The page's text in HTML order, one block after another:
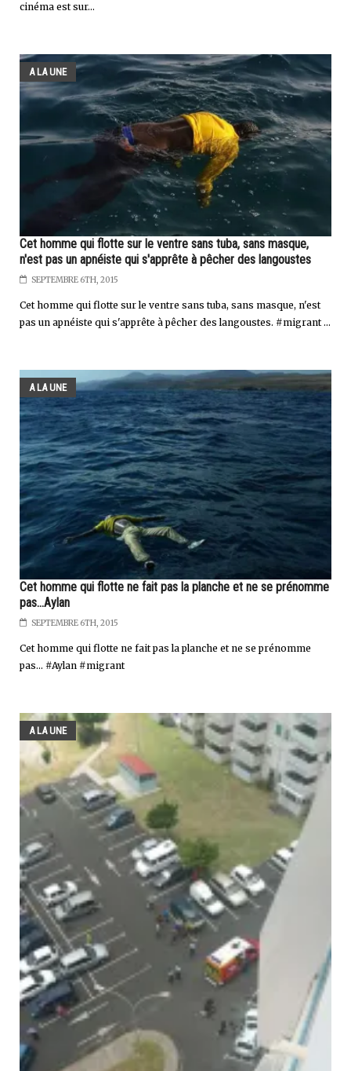
cinéma est sur...
A LA UNE
Cet homme qui flotte sur le ventre sans tuba, sans masque,
n'est pas un apnéiste qui s'apprête à pêcher des langoustes
SEPTEMBRE 6TH, 2015
Cet homme qui flotte sur le ventre sans tuba, sans masque, n'est
pas un apnéiste qui s'apprête à pêcher des langoustes. #migrant ...
A LA UNE
Cet homme qui flotte ne fait pas la planche et ne se prénomme
pas...Aylan
SEPTEMBRE 6TH, 2015
Cet homme qui flotte ne fait pas la planche et ne se prénomme
pas... #Aylan #migrant
A LA UNE